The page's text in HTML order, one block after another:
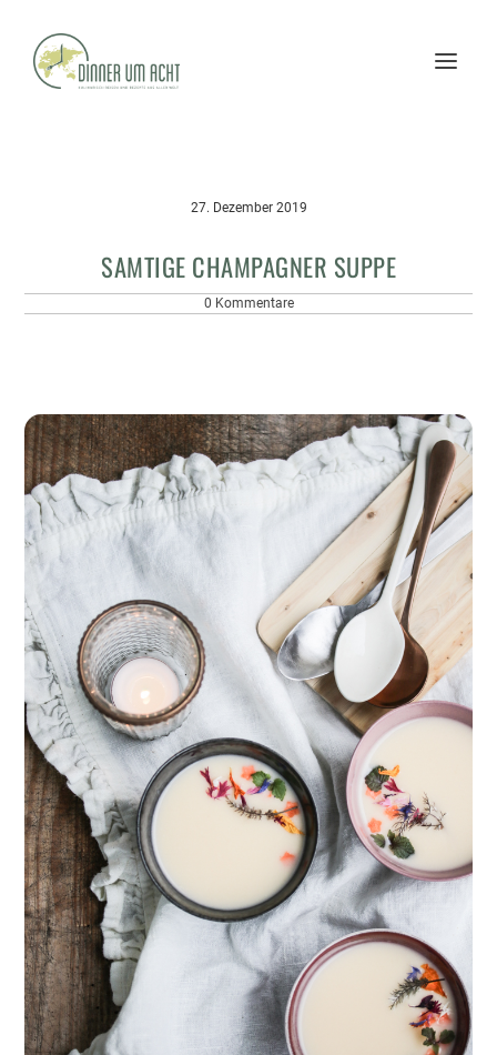
27. Dezember 2019
SAMTIGE CHAMPAGNER SUPPE
0 Kommentare